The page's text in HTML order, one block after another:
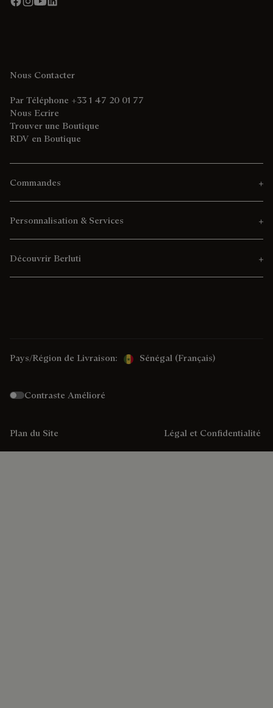
Nous Contacter
Par Téléphone +33 1 47 20 01 77
Nous Ecrire
Trouver une Boutique
RDV en Boutique
Commandes
Personnalisation & Services
Découvrir Berluti
Pays/Région de Livraison: Sénégal (français)
Contraste Amélioré
Plan du Site Légal et Confidentialité